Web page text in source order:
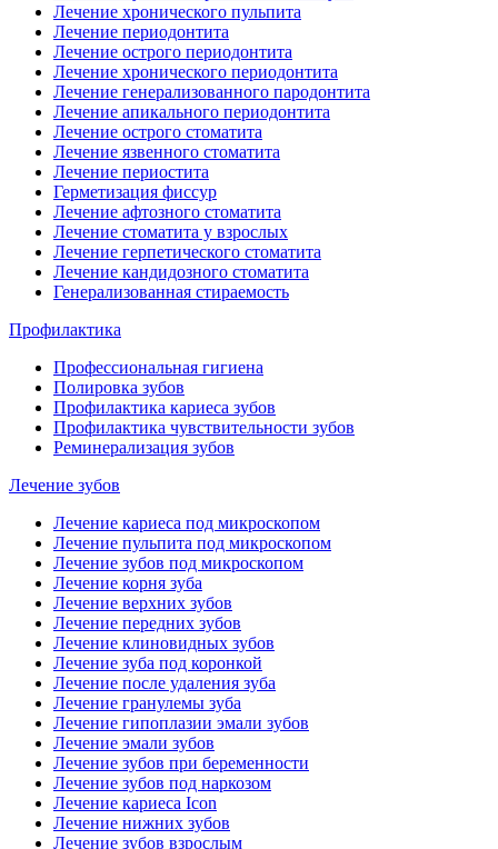
Лечение хронического пульпита
Лечение периодонтита
Лечение острого периодонтита
Лечение хронического периодонтита
Лечение генерализованного пародонтита
Лечение апикального периодонтита
Лечение острого стоматита
Лечение язвенного стоматита
Лечение периостита
Герметизация фиссур
Лечение афтозного стоматита
Лечение стоматита у взрослых
Лечение герпетического стоматита
Лечение кандидозного стоматита
Генерализованная стираемость
Профилактика
Профессиональная гигиена
Полировка зубов
Профилактика кариеса зубов
Профилактика чувствительности зубов
Реминерализация зубов
Лечение зубов
Лечение кариеса под микроскопом
Лечение пульпита под микроскопом
Лечение зубов под микроскопом
Лечение корня зуба
Лечение верхних зубов
Лечение передних зубов
Лечение клиновидных зубов
Лечение зуба под коронкой
Лечение после удаления зуба
Лечение гранулемы зуба
Лечение гипоплазии эмали зубов
Лечение эмали зубов
Лечение зубов при беременности
Лечение зубов под наркозом
Лечение кариеса Icon
Лечение нижних зубов
Лечение зубов взрослым